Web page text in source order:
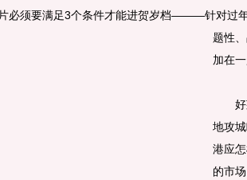
必须要满足3个条件才能进贺岁档———针对过
题性、
加在
好莱
地攻
港应
的市